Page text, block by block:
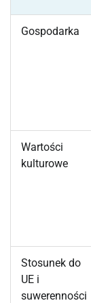
Gospodarka
Wartości
kulturowe
Stosunek do
UE i
suwerenności